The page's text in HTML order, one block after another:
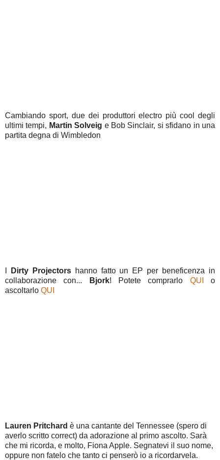
Cambiando sport, due dei produttori electro più cool degli
ultimi tempi, Martin Solveig e Bob Sinclair, si sfidano in una
partita degna di Wimbledon
Dirty Projectorshanno fatto un EP per beneficenza in
collaborazione con...
Bjork! Potete comprarlo QUI
o
ascoltarlo QUI
Lauren Pritchard è una cantante del Tennessee (spero di
averlo scritto correct) da adorazione al primo ascolto. Sarà
che mi ricorda, e molto, Fiona Apple. Segnatevi il suo nome,
oppure non fatelo che tanto ci penserò io a ricordarvela.